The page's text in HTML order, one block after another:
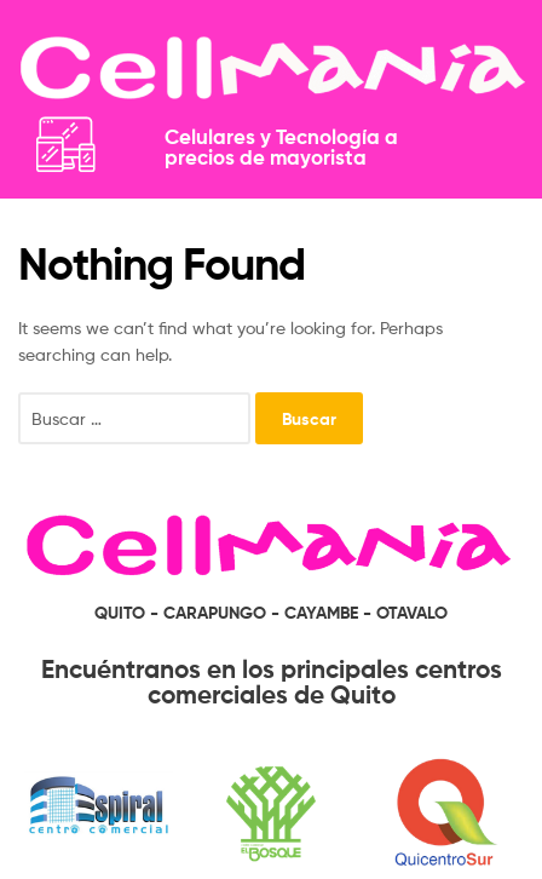
Celulares y Tecnología a
precios de mayorista​​
Nothing Found
It seems we can’t find what you’re looking for. Perhaps
searching can help.
QUITO - CARAPUNGO - CAYAMBE - OTAVALO
Encuéntranos en los principales centros
comerciales de Quito